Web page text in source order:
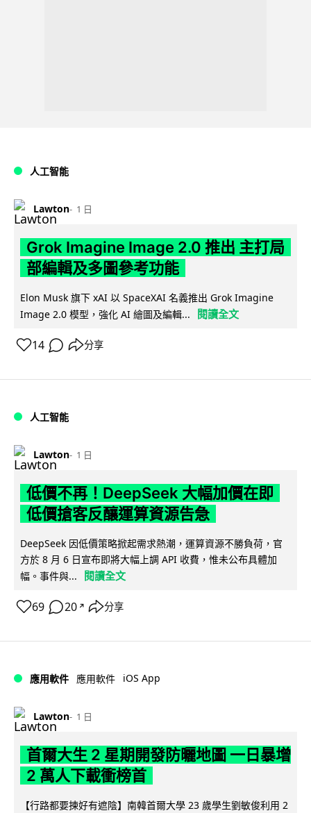
人工智能
Lawton 1 日
Grok Imagine Image 2.0 推出 主打局
部編輯及多圖參考功能
Elon Musk 旗下 xAI 以 SpaceXAI 名義推出 Grok Imagine
Image 2.0 模型，強化 AI 繪圖及編輯...
閱讀全文
14 分享
人工智能
Lawton 1 日
低價不再！DeepSeek 大幅加價在即
低價搶客反釀運算資源告急
DeepSeek 因低價策略掀起需求熱潮，運算資源不勝負荷，官
方於 8 月 6 日宣布即將大幅上調 API 收費，惟未公布具體加
幅。事件與...
閱讀全文
69 20 ↗ 分享
應用軟件 應用軟件 iOS App
Lawton 1 日
首爾大生 2 星期開發防曬地圖 一日暴增
2 萬人下載衝榜首
【行路都要揀好有遮陰】南韓首爾大學 23 歲學生劉敏俊利用 2